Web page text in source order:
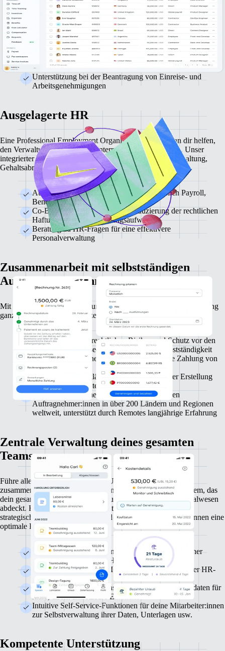
Rechtskonformität bei der Einstellung und Beschäftigung
rund um den Globus
Lokal angepasste Arbeitsverträge, die sämtliche lokale
Vorschriften einhalten
Payroll, Steuern und Benefits für alle deine weltweiten
Mitarbeiter:innen über einen zentralen Service
Unterstützung bei der Beantragung von Einreise- und
Arbeitsgenehmigungen
Ausgelagerte HR
Eine Professional Employment Organization (PEO) kann dir helfen,
den Verwaltungsaufwand im Unternehmen zu reduzieren. Unser
integrierter PEO-Service übernimmt für dich Personalverwaltung,
Gehaltsabrechnung und Benefits.
Auslagerung aller HR-Prozesse, einschließlich Payroll,
Benefits und Compliance
Co-Beschäftigungsmodell zur Reduzierung der rechtlichen
Haftung und des Verwaltungsaufwands
Beratung zu HR-Fragen für eine effektivere
Personalverwaltung
Zusammenarbeit mit selbstständigen
Auftragnehmer:innen
Mit Remote ist die Beauftragung, Rechnungsprüfung und Bezahlung
ganz einfach. Und wir schützen dich vor Scheinselbstständigkeit.
Minderung deines rechtlichen Risikos und Schutz vor den
kostspieligen Konsequenzen von Scheinselbstständigkeit
Automatisierte Genehmigung und pünktliche Zahlung von
Rechnungen
Einfache Steuererklärung dank automatisierter Erstellung
und Versand von Steuerformularen (1099)
Mühelose Zusammenarbeit mit selbstständigen
Auftragnehmer:innen in über 200 Ländern und Regionen
weltweit, unterstützt durch Remotes langjährige Erfahrung
Zentrale Verwaltung deines gesamten
Teams
Führe alle Personalabläufe deines Unternehmens in Remote
zusammen. Remote ist ein umfassendes HR-Informationssystem, das
dein gesamtes US-amerikanisches und internationales Personalwesen
abdeckt. Hol dir Zeit für dein eigentliches Geschäft und dein
strategisches Wachstum zurück und biete deinen Mitarbeiter:innen eine
optimale Betreuung.
Einfache Verwaltung deines globalen Teams mit einer
Komplettlösung für alle HR-Aufgaben
Kostenloses Remote HRIS zur Vereinfachung deiner HR-
Prozesse
Eine zentrale Informationsquelle mit allen Personaldaten für
klare, direkt umsetzbare Einblicke
Intuitive Self-Service-Funktionen für deine Mitarbeiter:innen
zur Selbstverwaltung ihrer Daten, Unterlagen usw.
Kompetente Unterstützung